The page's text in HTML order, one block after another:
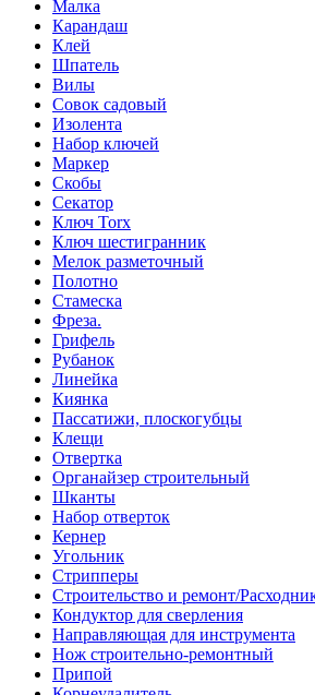
Малка
Карандаш
Клей
Шпатель
Вилы
Совок садовый
Изолента
Набор ключей
Маркер
Скобы
Секатор
Ключ Torx
Ключ шестигранник
Мелок разметочный
Полотно
Стамеска
Фреза.
Грифель
Рубанок
Линейка
Киянка
Пассатижи, плоскогубцы
Клещи
Отвертка
Органайзер строительный
Шканты
Набор отверток
Кернер
Угольник
Стрипперы
Строительство и ремонт/
Кондуктор для сверления
Направляющая для инструмента
Нож строительно-ремонтный
Припой